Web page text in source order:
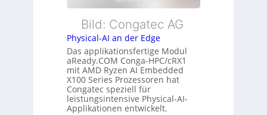
u
n
g
n
g
E
h
e
r
c
a
t
-
Bild: Congatec AG
Physical-AI an der Edge
Das applikationsfertige Modul
aReady.COM Conga-HPC/cRX1
mit AMD Ryzen AI Embedded
X100 Series Prozessoren hat
Congatec speziell für
leistungsintensive Physical-AI-
Applikationen entwickelt.